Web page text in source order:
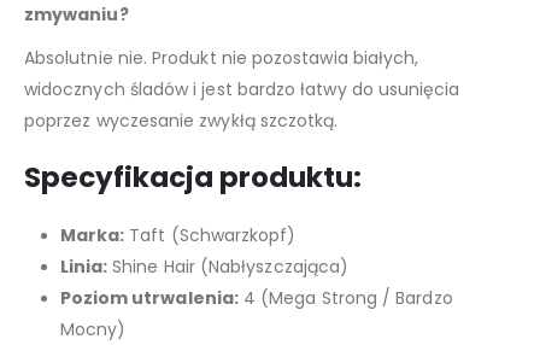
zmywaniu?
Absolutnie nie. Produkt nie pozostawia białych,
widocznych śladów i jest bardzo łatwy do usunięcia
poprzez wyczesanie zwykłą szczotką.
Specyfikacja produktu:
Marka: Taft (Schwarzkopf)
Linia: Shine Hair (Nabłyszczająca)
Poziom utrwalenia:4 (Mega Strong / Bardzo
Mocny)